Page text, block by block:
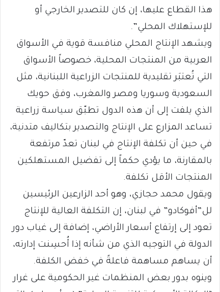
هذا القطاع عليها، إن كان للتصدير الخارجي أو
للإستهلاك المحلي”.
ويشهد الإنتاج المحلي منافسة قوية في الأسواق
العربية من المنتجات المحلية، خصوصاً الأسواق
التي تُعتبَر تقليدية للمنتجات الزراعية اللبنانية، مثل
السعودية وسوريا ومصر والمغرب، وفق حويك
الذي يلفت إلى أن هذه الدول تطبّق سياسة زراعية
تساعد المزارع على الإنتاج والتصدير بتكاليف متدنية،
في حين أن تكلفة الإنتاج في لبنان تعدّ مرتفعة
بالمقارنة، ما يؤدي حكماً إلى تفضيل المستهلكين
المنتجات الأقل تكلفة.
ويقول محمد حجازي، وهو أحد الزارعين الرئيسين
لل”أفوكادو” في لبنان، إن التكلفة العالية للإنتاج
تعود إلى إرتفاع أسعار الأراضي، إضافة إلى غياب دور
الدولة في التوجيه الذي من شأنه إذا أُحسِنت إدارته،
أن يساهم مساهمة فاعلةً في خفض الكلفة.
وينوه بدور بعض المنظمات غير الحكومية على غرار